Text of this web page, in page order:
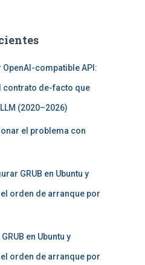
OpenAI-compatible API:
contrato de-facto que
(2020–2026)
el problema con
GRUB en Ubuntu y
orden de arranque por
en Ubuntu y
orden de arranque por